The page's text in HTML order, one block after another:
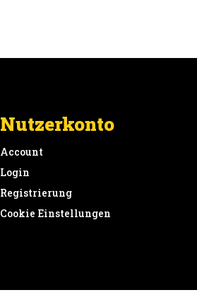
Nutzerkonto
Account
Login
Registrierung
Cookie Einstellungen